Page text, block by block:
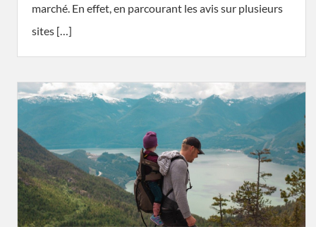
marché. En effet, en parcourant les avis sur plusieurs
sites […]